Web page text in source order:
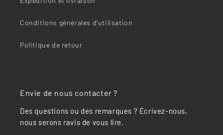
Conditions générales d’utilisation
Politique de retour
Envie de nous contacter ?
Des questions ou des remarques ? Écrivez-nous,
nous serons ravis de vous lire.